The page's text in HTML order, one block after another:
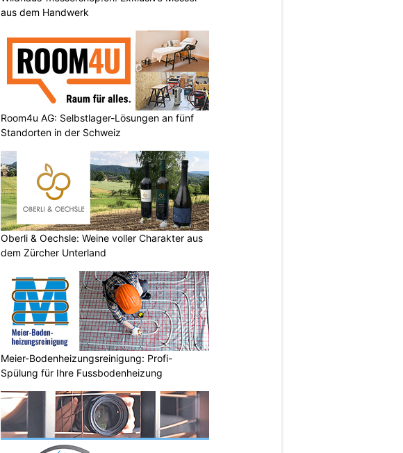
aus dem Handwerk
Room4u AG: Selbstlager-Lösungen an fünf
Standorten in der Schweiz
Oberli & Oechsle: Weine voller Charakter aus
dem Zürcher Unterland
Meier-Bodenheizungsreinigung: Profi-
Spülung für Ihre Fussbodenheizung